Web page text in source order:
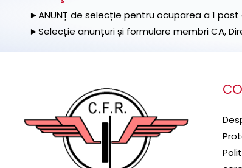
►ANUNȚ de selecție pentru ocuparea a 1 post
►Selecție anunțuri și formulare membri CA,